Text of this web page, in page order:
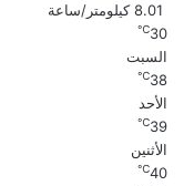
8.01 كيلومتر/ساعة
30
℃
السبت
38
℃
الأحد
39
℃
الأثنين
40
℃